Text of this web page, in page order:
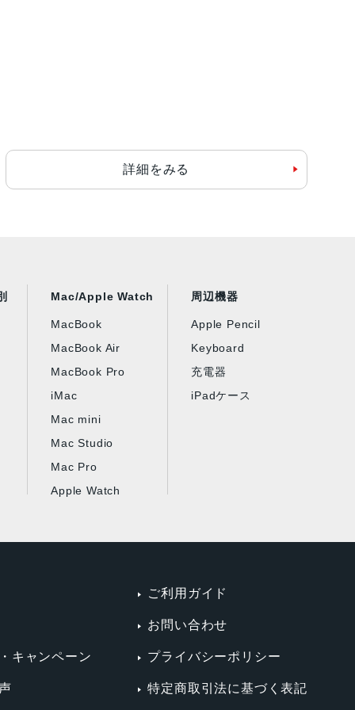
詳細をみる
Mac/Apple Watch
MacBook
MacBook Air
MacBook Pro
iMac
Mac mini
Mac Studio
Mac Pro
Apple Watch
周辺機器
Apple Pencil
Keyboard
充電器
iPadケース
キャンペーン
ご利用ガイド
お問い合わせ
プライバシーポリシー
特定商取引法に基づく表記